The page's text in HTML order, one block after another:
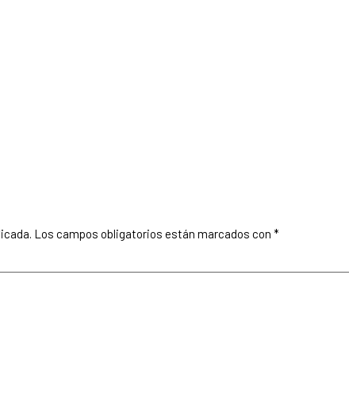
Los campos obligatorios están marcados con *